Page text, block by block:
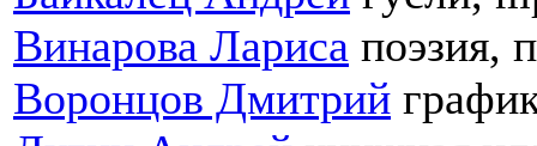
Винарова Лариса поэзия,
Воронцов Дмитрий